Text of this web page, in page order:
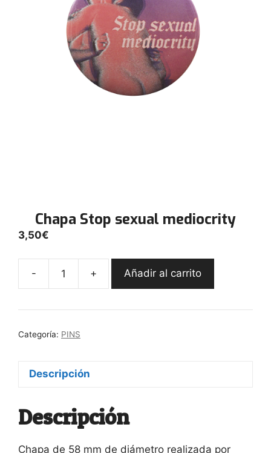
Chapa Stop sexual mediocrity
3,50€
-
Chapa
sexual
+ Añadir al carrito
Categoría: PINS
Descripción
Descripción
Chapa de 58 mm de diámetro realizada por